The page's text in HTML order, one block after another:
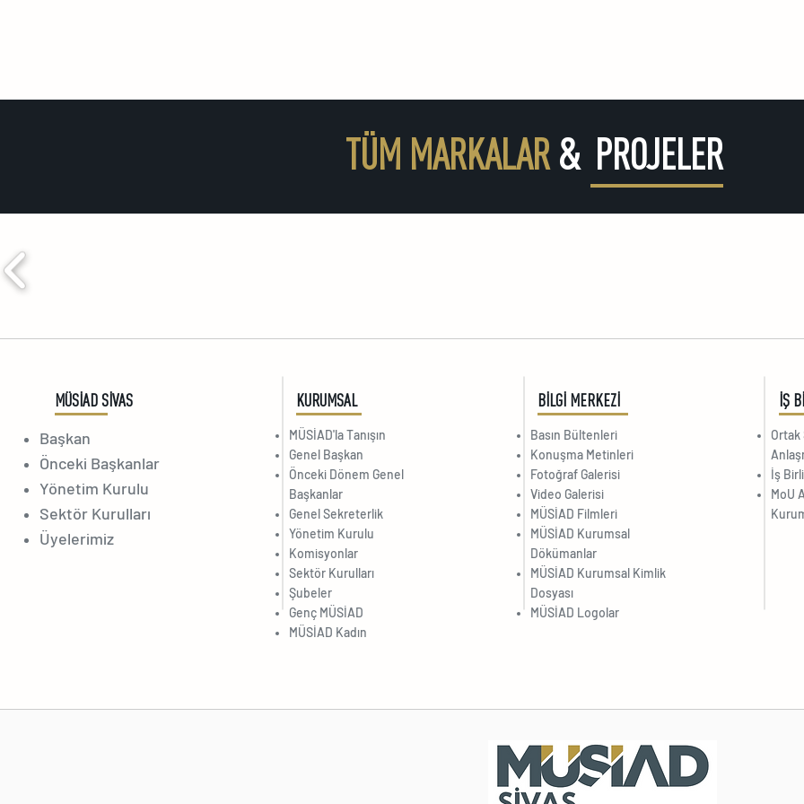
TÜM MARKALAR & PROJELER
MÜSİAD SİVAS
Başkan
Önceki Başkanlar
Yönetim Kurulu
Sektör Kurulları
Üyelerimiz
KURUMSAL
MÜSİAD'la Tanışın
Genel Başkan
Önceki Dönem Genel
Başkanlar
Genel Sekreterlik
Yönetim Kurulu
Komisyonlar
Sektör Kurulları
Şubeler
Genç MÜSİAD
MÜSİAD Kadın
BİLGİ MERKEZİ
Basın Bültenleri
Konuşma Metinleri
Fotoğraf Galerisi
Video Galerisi
MÜSİAD Filmleri
MÜSİAD Kurumsal
Dökümanlar
MÜSİAD Kurumsal Kimlik
Dosyası
MÜSİAD Logolar
İŞ
Ortak
İş
MoU